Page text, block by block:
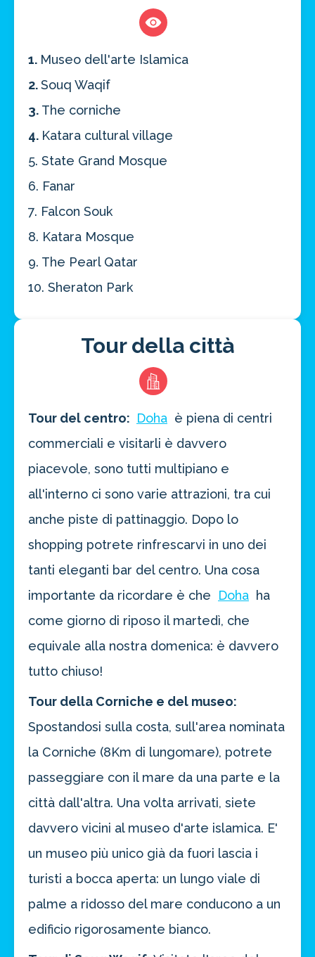
1. Museo dell'arte Islamica
2.Souq Waqif
3. The corniche
4. Katara cultural village
5. State Grand Mosque
6. Fanar
7. Falcon Souk
8. Katara Mosque
9. The Pearl Qatar
10. Sheraton Park
Tour della città
Tour del centro: Doha è piena di centri
commerciali e visitarli è davvero
piacevole, sono tutti multipiano e
all'interno ci sono varie attrazioni, tra cui
anche piste di pattinaggio. Dopo lo
shopping potrete rinfrescarvi in uno dei
tanti eleganti bar del centro. Una cosa
importante da ricordare è che
Doha ha
come giorno di riposo il martedì, che
equivale alla nostra domenica: è davvero
tutto chiuso!
Tour della Corniche e del museo:
Spostandosi sulla costa, sull'area nominata
la Corniche (8Km di lungomare), potrete
passeggiare con il mare da una parte e la
città dall'altra. Una volta arrivati, siete
davvero vicini al museo d'arte islamica. E'
un museo più unico già da fuori lascia i
turisti a bocca aperta: un lungo viale di
palme a ridosso del mare conducono a un
edificio rigorosamente bianco.
Risparmia oltre il 21%!
approfitta del nostro 4-2-1
4 promozioni, 2 omaggi e 1 Novità!
ATTIVA OFFERTA